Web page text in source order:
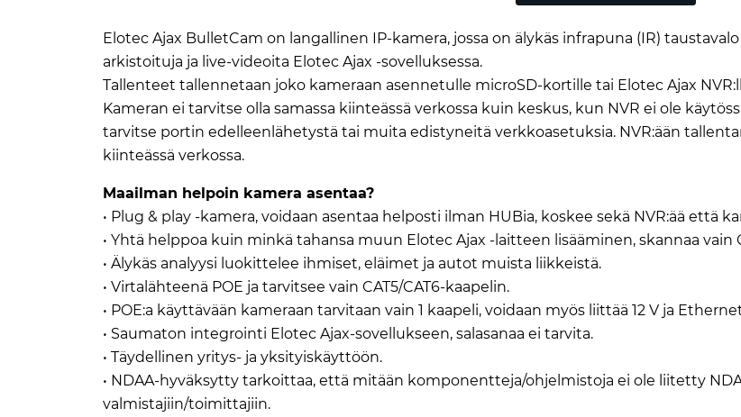
Elotec Ajax BulletCam on langallinen IP-kamera, jossa on älykäs infrapuna (IR)
arkistoituja ja live-videoita Elotec Ajax -sovelluksessa.
Tallenteet tallennetaan joko kameraan asennetulle microSD-kortille tai Elotec Ajax
Kameran ei tarvitse olla samassa kiinteässä verkossa kuin keskus, kun NVR ei ole
tarvitse portin edelleenlähetystä tai muita edistyneitä verkkoasetuksia. NVR:ään
kiinteässä verkossa.
Maailman helpoin kamera asentaa?
• Plug & play -kamera, voidaan asentaa helposti ilman HUBia, koskee sekä NVR:ää että
• Yhtä helppoa kuin minkä tahansa muun Elotec Ajax -laitteen lisääminen, skannaa vain
• Älykäs analyysi luokittelee ihmiset, eläimet ja autot muista liikkeistä.
• Virtalähteenä POE ja tarvitsee vain CAT5/CAT6-kaapelin.
• POE:a käyttävään kameraan tarvitaan vain 1 kaapeli, voidaan myös liittää 12 V ja
• Saumaton integrointi Elotec Ajax-sovellukseen, salasanaa ei tarvita.
• Täydellinen yritys- ja yksityiskäyttöön.
• NDAA-hyväksytty tarkoittaa, että mitään komponentteja/ohjelmistoja ei ole liitetty
valmistajiin/toimittajiin.